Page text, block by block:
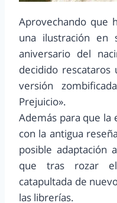
Aprovechando que
una ilustración en
aniversario del
decidido
versión
Prejuicio».
Además para que la
con la antigua
posible adaptación
que tras rozar
catapultada de
las librerías.